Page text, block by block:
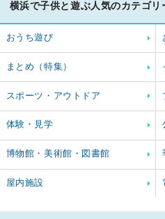
横浜で子供と遊ぶ人気のカテゴリ
おうち遊び
まとめ（特集）
スポーツ・アウトドア
体験・見学
博物館・美術館・図書館
屋内施設